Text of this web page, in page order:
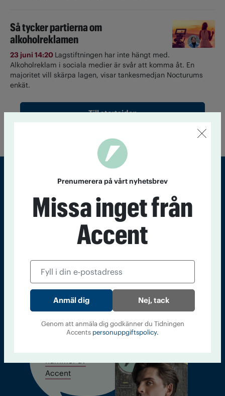
Så tycker partierna om
alkoholreklamen
23 juni 14:20 Lagstiftningen har inte hängt med.
Alkoholreklam i sociala medier är svår att komma åt. En
majoritet vill skärpa lagen, visar tankesmedjan Nocturums
enkät.
Till startsidan
Sveriges största tidning om droger och nykterhet
Tidningen Accent, A4, Bondegatan 21, 116 33 Stockholm
accent@iogt.se
Kontakt Tidningsarkiv
Accent
Prenumerera på vårt nyhetsbrev
Missa inget från
Accent
Nej, tack
Genom att anmäla dig godkänner du Tidningen
Accents personuppgiftspolicy.